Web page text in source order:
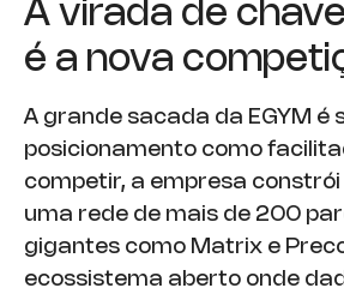
A virada de
é a nova
A grande sacada da EGYM é
posicionamento como
competir, a empresa constrói
uma rede de mais de 200
gigantes como Matrix e
ecossistema aberto onde